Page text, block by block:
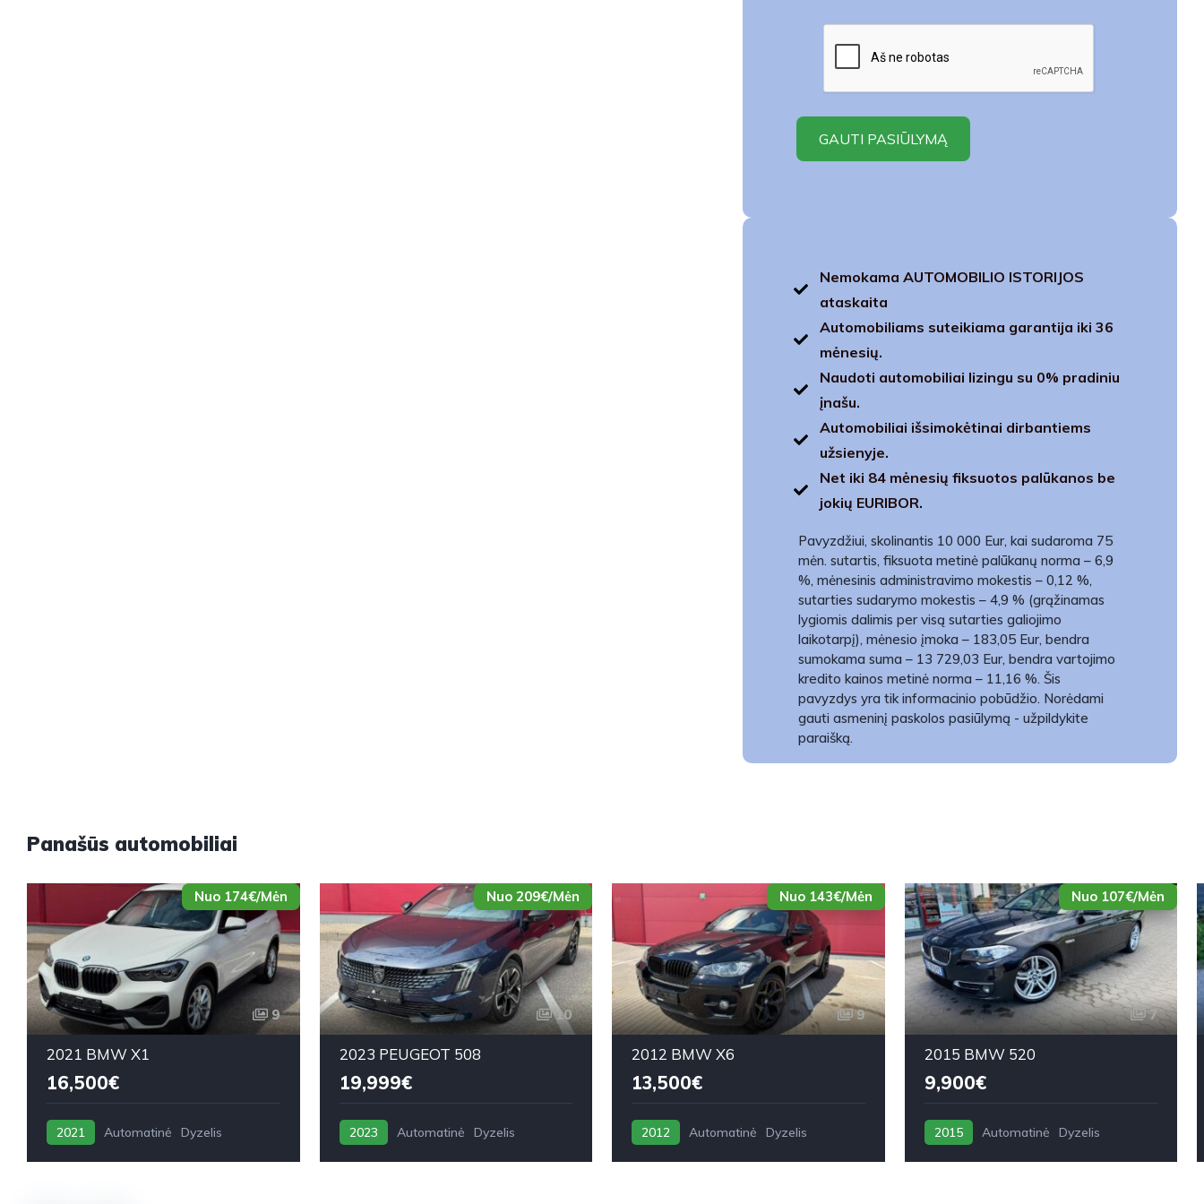
Nemokama AUTOMOBILIO ISTORIJOS
ataskaita
Automobiliams suteikiama garantija iki 36
mėnesių.
Naudoti automobiliai lizingu su 0% pradiniu
įnašu.
Automobiliai išsimokėtinai dirbantiems
užsienyje.
Net iki 84 mėnesių fiksuotos palūkanos be
jokių EURIBOR.
Pavyzdžiui, skolinantis 10 000 Eur, kai sudaroma 75
mėn. sutartis, fiksuota metinė palūkanų norma – 6,9
%, mėnesinis administravimo mokestis – 0,12 %,
sutarties sudarymo mokestis – 4,9 % (grąžinamas
lygiomis dalimis per visą sutarties galiojimo
laikotarpį), mėnesio įmoka – 183,05 Eur, bendra
sumokama suma – 13 729,03 Eur, bendra vartojimo
kredito kainos metinė norma – 11,16 %. Šis
pavyzdys yra tik informacinio pobūdžio. Norėdami
gauti asmeninį paskolos pasiūlymą - užpildykite
paraišką.
Panašūs automobiliai
Nuo 174€/Mėn
9
2021 BMW X1
16,500€
2021 Automatinė Dyzelis
Nuo 209€/Mėn
10
2023 PEUGEOT 508
19,999€
2023 Automatinė Dyzelis
Nuo 143€/Mėn
9
2012 BMW X6
13,500€
2012 Automatinė Dyzelis
Nuo 107€/Mėn
7
2015 BMW 520
9,900€
2015 Automatinė Dyzelis